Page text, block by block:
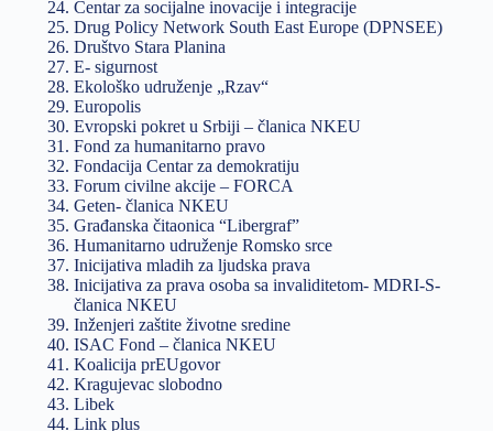
Centar za socijalne inovacije i integracije
Drug Policy Network South East Europe (DPNSEE)
Društvo Stara Planina
E- sigurnost
Ekološko udruženje „Rzav“
Europolis
Evropski pokret u Srbiji – članica NKEU
Fond za humanitarno pravo
Fondacija Centar za demokratiju
Forum civilne akcije – FORCA
Geten- članica NKEU
Građanska čitaonica “Libergraf”
Humanitarno udruženje Romsko srce
Inicijativa mladih za ljudska prava
Inicijativa za prava osoba sa invaliditetom- MDRI-S-
članica NKEU
Inženjeri zaštite životne sredine
ISAC Fond – članica NKEU
Koalicija prEUgovor
Kragujevac slobodno
Libek
Link plus